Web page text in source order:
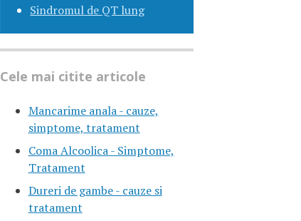
Sindromul de QT lung
Cele mai citite articole
Mancarime anala - cauze,
simptome, tratament
Coma Alcoolica - Simptome,
Tratament
Dureri de gambe - cauze si
tratament